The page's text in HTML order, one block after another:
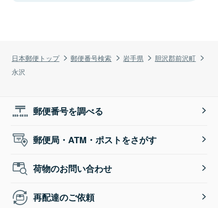
日本郵便トップ 郵便番号検索 岩手県
胆沢郡前沢町
永沢
郵便番号を調べる
郵便局・ATM・ポストをさがす
荷物のお問い合わせ
再配達のご依頼